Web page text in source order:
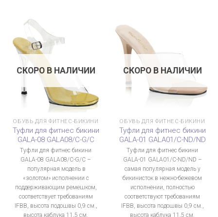
СКОРО В НАЛИЧИИ
ОБУВЬ ДЛЯ ФИТНЕС-БИКИНИ
Туфли для фитнес бикини
GALA-08 GALA08/C-G/C
Туфли для фитнес бикини
GALA-08 GALA08/C-G/C –
популярная модель в
«золотом» исполнении с
поддерживающим ремешком,
соответствует требованиям
IFBB, высота подошвы 0,9 см.,
высота каблука 11,5 см.
СКОРО В НАЛИЧИИ
ОБУВЬ ДЛЯ ФИТНЕС-БИКИНИ
Туфли для фитнес бикини
GALA-01 GALA01/C-ND/ND
Туфли для фитнес бикини
GALA-01 GALA01/C-ND/ND –
самая популярная модель у
бикинисток в нежно-бежевом
исполнении, полностью
соответствуют требованиям
IFBB, высота подошвы 0,9 см.,
высота каблука 11,5 см.